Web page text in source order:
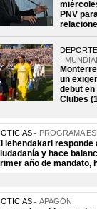
PNV
DEPORTE
un
debut en
Clubes
PROGRAMA
lehendakari responde
y hace
año de mandato,
APAGÓN